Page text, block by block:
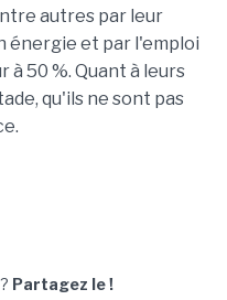
autres par leur
énergie et par l'emploi
50 %. Quant à leurs
qu'ils ne sont pas
Partagez le !